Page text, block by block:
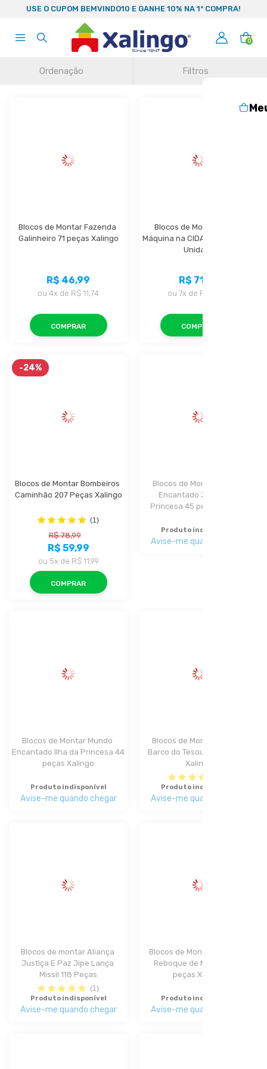
USE O CUPOM BEMVINDO10 E GANHE 10% NA 1ª COMPRA!
0
Ordenação Filtros
Blocos de Montar Fazenda
Galinheiro 71 peças Xalingo
R$ 46,99
ou 4x de R$ 11,74
COMPRAR
Blocos de Montar Super
Máquina na CIDADE Xalingo - 1
Unidade
R$ 71,99
ou 7x de R$ 10,28
COMPRAR
-24%
Blocos de Montar Bombeiros
Caminhão 207 Peças Xalingo
(1)
R$ 78,99
R$ 59,99
ou 5x de R$ 11,99
COMPRAR
Blocos de Montar Mundo
Encantado Jardim da
Princesa 45 peças Xalingo
Produto indisponível
Avise-me quando chegar
Blocos de Montar Mundo
Encantado Ilha da Princesa 44
peças Xalingo
Produto indisponível
Avise-me quando chegar
Blocos de Montar Piratas
Barco do Tesouro 62 Peças
Xalingo
Produto indisponível
Avise-me quando chegar
Blocos de montar Aliança
Justiça E Paz Jipe Lança
Missil 118 Peças
(1)
Produto indisponível
Avise-me quando chegar
Blocos de Montar Fazenda
Reboque de Madeira 110
peças Xalingo
Produto indisponível
Avise-me quando chegar